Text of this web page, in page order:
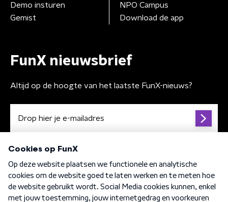
Demo insturen
Gemist
NPO Campus
Download de app
FunX nieuwsbrief
Altijd op de hoogte van het laatste FunX-nieuws?
Algemene voorwaarden Privacybeleid